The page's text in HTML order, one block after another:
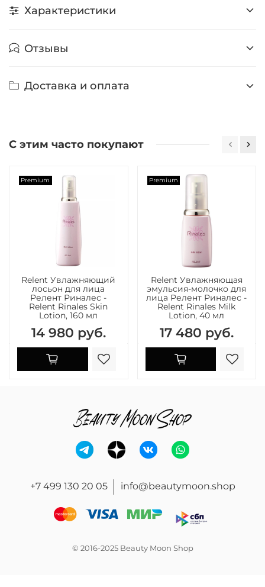
Характеристики
Отзывы
Доставка и оплата
С этим часто покупают
Premium
Relent Увлажняющий
лосьон для лица
Релент Риналес -
Relent Rinales Skin
Lotion, 160 мл
14 980 руб.
Premium
Relent Увлажняющая
эмульсия-молочко для
лица Релент Риналес -
Relent Rinales Milk
Lotion, 40 мл
17 480 руб.
+7 499 130 20 05 info@beautymoon.shop
© 2016-2025 Beauty Moon Shop